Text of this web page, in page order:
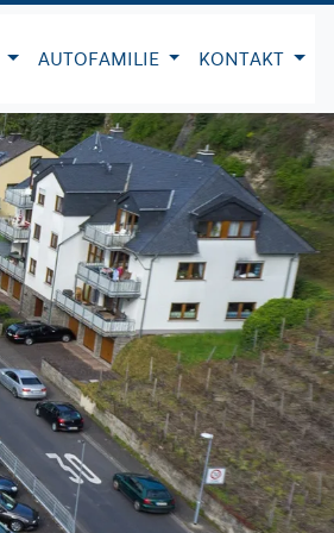
AUTOFAMILIE KONTAKT